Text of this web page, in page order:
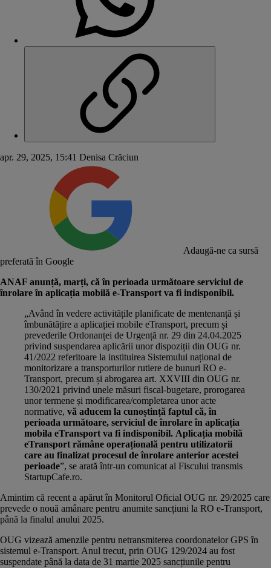
apr. 29, 2025, 15:41 Denisa Crăciun
Adaugă-ne ca sursă
preferată în Google
ANAF anunță, marți, că în perioada următoare serviciul de
înrolare în aplicația mobilă e-Transport va fi indisponibil.
„Având în vedere activitățile planificate de mentenanță și
îmbunătățire a aplicației mobile eTransport, precum și
prevederile Ordonanței de Urgență nr. 29 din 24.04.2025
privind suspendarea aplicării unor dispoziții din OUG nr.
41/2022 referitoare la instituirea Sistemului național de
monitorizare a transporturilor rutiere de bunuri RO e-
Transport, precum și abrogarea art. XXVIII din OUG nr.
130/2021 privind unele măsuri fiscal-bugetare, prorogarea
unor termene și modificarea/completarea unor acte
normative, vă aducem la cunoștință faptul că, în
perioada următoare, serviciul de înrolare în aplicația
mobila eTransport va fi indisponibil. Aplicația mobilă
eTransport rămâne operațională pentru utilizatorii
care au finalizat procesul de înrolare anterior acestei
perioade”, se arată într-un comunicat al Fiscului transmis
StartupCafe.ro.
Amintim că recent a apărut în Monitorul Oficial OUG nr. 29/2025 care
prevede o nouă amânare pentru anumite sancțiuni la RO e-Transport,
până la finalul anului 2025.
OUG vizează amenzile pentru netransmiterea coordonatelor GPS în
sistemul e-Transport. Anul trecut, prin OUG 129/2024 au fost
suspendate până la data de 31 martie 2025 sancțiunile pentru